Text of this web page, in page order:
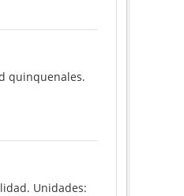
quinquenales.
Unidades: